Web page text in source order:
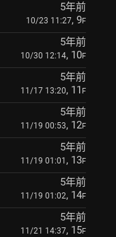
5年前
10/23 11:27, 9F
5年前
10/30 12:14, 10F
5年前
11/17 13:20, 11 F
5年前
11/19 00:53, 12F
5年前
11/19 01:01 , 13F
5年前
11/19 01:02, 14F
5年前
11/21 14:37, 15F